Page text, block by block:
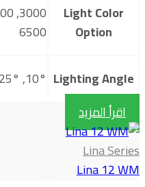
Light Color
Option
6500
Lighting Angle
10°, 25°, 40°, 60°
اقرأ المزيد
Lina Series
Lina 12 WM